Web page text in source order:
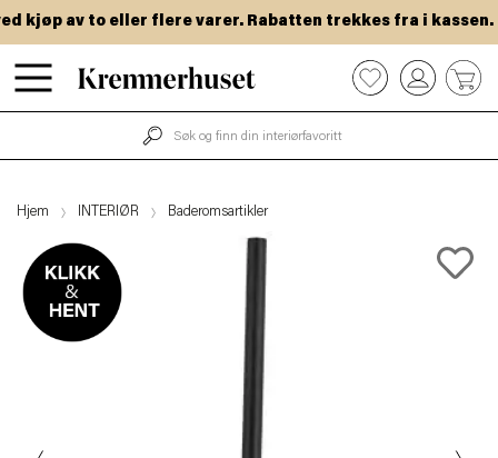
Hopp
til
kjøp av to eller flere varer. Rabatten trekkes fra i kassen.
0
Hjem INTERIØR Baderomsartikler